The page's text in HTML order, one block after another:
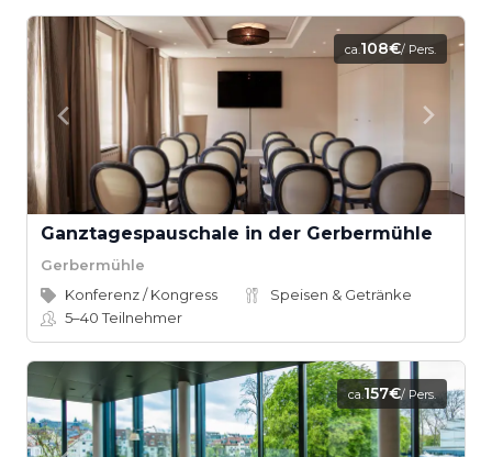
ca.108€/ Pers.
Ganztagespauschale in der Gerbermühle
Gerbermühle
Konferenz / Kongress
Speisen & Getränke
5–40Teilnehmer
ca.157€/ Pers.